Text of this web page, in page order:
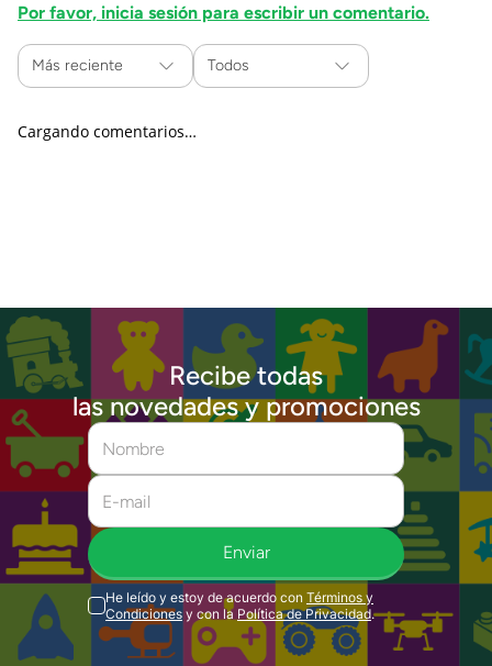
Por favor, inicia sesión para escribir un comentario.
Más reciente Todos
Cargando comentarios…
Recibe todas
las novedades y promociones
Enviar
He leído y estoy de acuerdo con Términos y
Condiciones y con la Política de Privacidad.